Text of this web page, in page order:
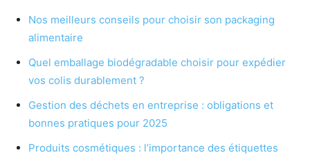
Nos meilleurs conseils pour choisir son packaging
alimentaire
Quel emballage biodégradable choisir pour expédier
vos colis durablement ?
Gestion des déchets en entreprise : obligations et
bonnes pratiques pour 2025
Produits cosmétiques : l’importance des étiquettes